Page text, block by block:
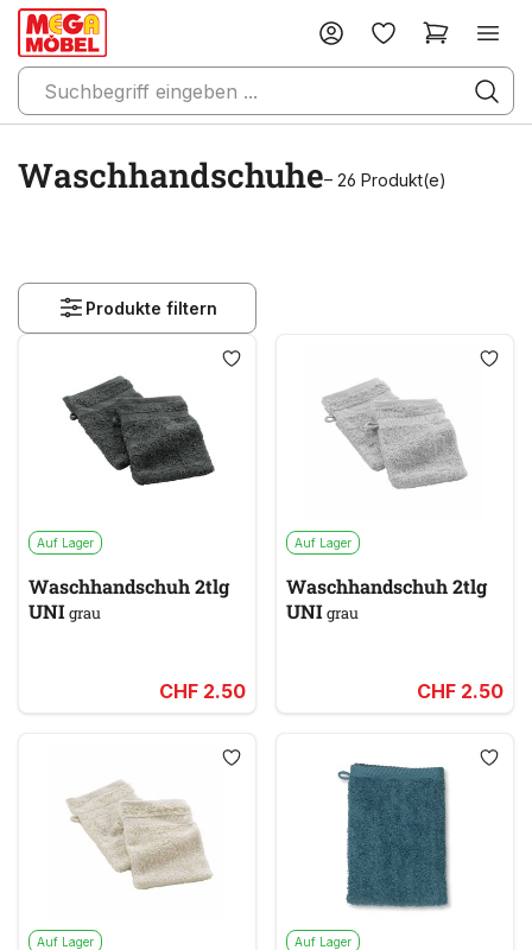
Waschhandschuhe– 26 Produkt(e)
Produkte filtern
Auf Lager
Waschhandschuh 2tlg
UNIgrau
CHF 2.50
Auf Lager
Waschhandschuh 2tlg
UNIgrau
CHF 2.50
Auf Lager Auf Lager